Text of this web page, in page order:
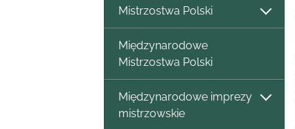
Mistrzostwa Polski
Międzynarodowe
Mistrzostwa Polski
Międzynarodowe imprezy
mistrzowskie